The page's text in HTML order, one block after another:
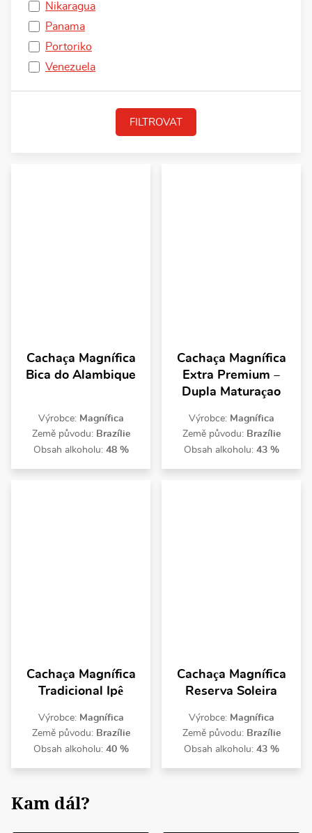
Nikaragua
Panama
Portoriko
Venezuela
FILTROVAT
Cachaça Magnífica
Bica do Alambique
Výrobce: Magnífica
Země původu: Brazílie
Obsah alkoholu: 48 %
Cachaça Magnífica
Extra Premium –
Dupla Maturaçao
Výrobce: Magnífica
Země původu: Brazílie
Obsah alkoholu: 43 %
Cachaça Magnífica
Tradicional Ipê
Výrobce: Magnífica
Země původu: Brazílie
Obsah alkoholu: 40 %
Cachaça Magnífica
Reserva Soleira
Výrobce: Magnífica
Země původu: Brazílie
Obsah alkoholu: 43 %
Kam dál?